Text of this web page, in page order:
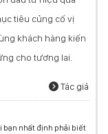
tiêu củng cố vị
khách hàng kiến
cho tương lai.
Tác giả
bạn nhất định phải biết